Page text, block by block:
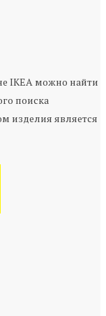
IKEA можно найти
поиска
изделия является